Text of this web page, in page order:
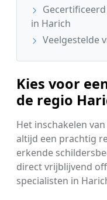
in Harich
Veelgestelde
Kies voor
de regio
Het inschakelen
altijd een prachtig
erkende
direct vrijblijvend
specialisten in